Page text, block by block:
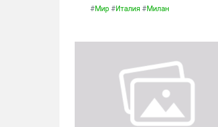
#Мир #Италия #Милан